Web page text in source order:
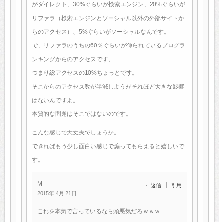
がダイレクト、30%ぐらいが検索エンジン、20%ぐらいが
リファラ（検索エンジンとソーシャル以外の外部サイトか
らのアクセス）、5%ぐらいがソーシャルなんです。
で、リファラのうちの60％ぐらいが仰られているブログラ
ンキングからのアクセスです。
つまり総アクセスの10%ちょっとです。
そこからのアクセス数が半減しようがそれほど大きな影響
はないんですよ。
本質的な問題はそこではないのです。
こんな感じで大丈夫でしょうか。
できればもう少し面白い感じで煽ってもらえると嬉しいで
す。
M
2015年 4月 21日
返信 引用
これを本気で言っているなら頭悪気だろｗｗｗ